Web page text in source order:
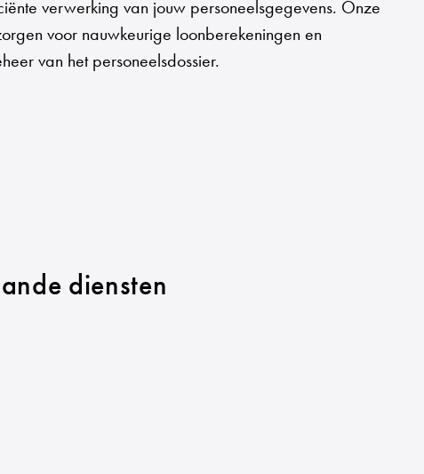
verwerking van jouw personeelsgegevens. Onze
voor nauwkeurige loonberekeningen en
van het personeelsdossier.
diensten